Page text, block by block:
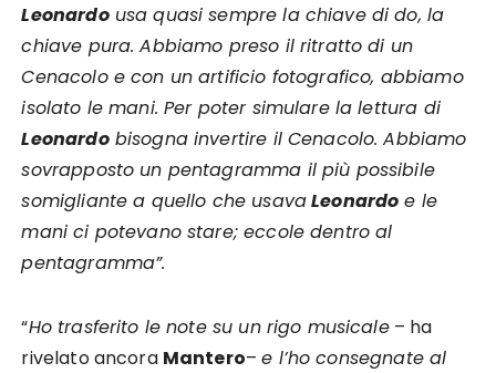
Leonardousa quasi sempre la chiave di do, la
chiave pura. Abbiamo preso il ritratto di un
Cenacolo e con un artificio fotografico, abbiamo
isolato le mani. Per poter simulare la lettura di
Leonardobisogna invertire il Cenacolo. Abbiamo
sovrapposto un pentagramma il più possibile
somigliante a quello che usavaLeonardo e le
mani ci potevano stare; eccole dentro al
pentagramma”.
“Ho trasferito le note su un rigo musicale– ha
rivelato ancora Mantero–e l’ho consegnate al